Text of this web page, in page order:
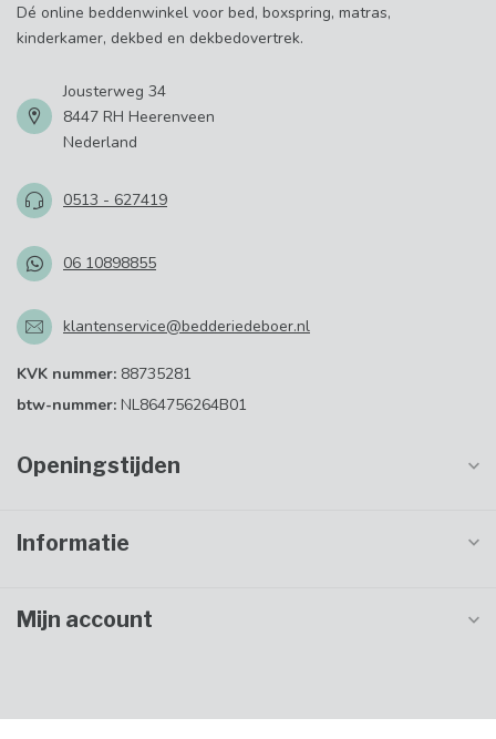
Dé online beddenwinkel voor bed, boxspring, matras,
kinderkamer, dekbed en dekbedovertrek.
Jousterweg 34
8447 RH Heerenveen
Nederland
0513 - 627419
06 10898855
klantenservice@bedderiedeboer.nl
KVK nummer: 88735281
btw-nummer: NL864756264B01
Openingstijden
Informatie
Mijn account